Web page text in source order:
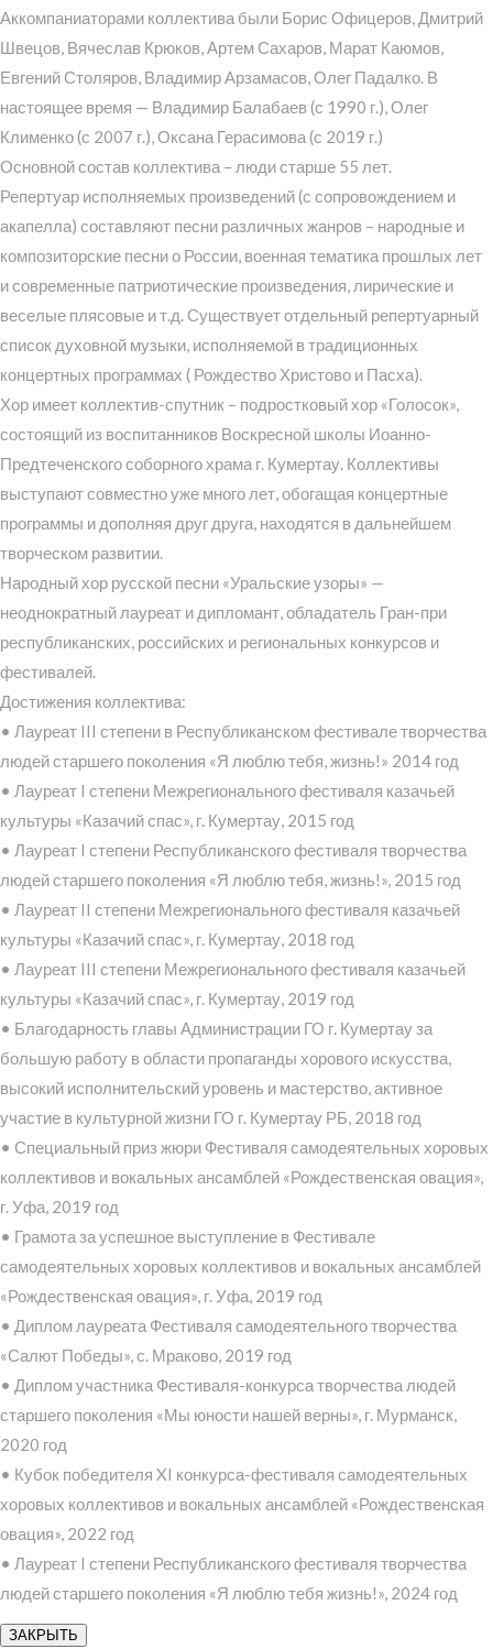
Аккомпаниаторами коллектива были Борис Офицеров, Дмитрий
Швецов, Вячеслав Крюков, Артем Сахаров, Марат Каюмов,
Евгений Столяров, Владимир Арзамасов, Олег Падалко. В
настоящее время — Владимир Балабаев (с 1990 г.), Олег
Клименко (с 2007 г.), Оксана Герасимова (с 2019 г.)
Основной состав коллектива – люди старше 55 лет.
Репертуар исполняемых произведений (с сопровождением и
акапелла) составляют песни различных жанров – народные и
композиторские песни о России, военная тематика прошлых лет
и современные патриотические произведения, лирические и
веселые плясовые и т.д. Существует отдельный репертуарный
список духовной музыки, исполняемой в традиционных
концертных программах ( Рождество Христово и Пасха).
Хор имеет коллектив-спутник – подростковый хор «Голосок»,
состоящий из воспитанников Воскресной школы Иоанно-
Предтеченского соборного храма г. Кумертау. Коллективы
выступают совместно уже много лет, обогащая концертные
программы и дополняя друг друга, находятся в дальнейшем
творческом развитии.
Народный хор русской песни «Уральские узоры» —
неоднократный лауреат и дипломант, обладатель Гран-при
республиканских, российских и региональных конкурсов и
фестивалей.
Достижения коллектива:
• Лауреат III степени в Республиканском фестивале творчества
людей старшего поколения «Я люблю тебя, жизнь!» 2014 год
• Лауреат I степени Межрегионального фестиваля казачьей
культуры «Казачий спас», г. Кумертау, 2015 год
• Лауреат I степени Республиканского фестиваля творчества
людей старшего поколения «Я люблю тебя, жизнь!», 2015 год
• Лауреат II степени Межрегионального фестиваля казачьей
культуры «Казачий спас», г. Кумертау, 2018 год
• Лауреат III степени Межрегионального фестиваля казачьей
культуры «Казачий спас», г. Кумертау, 2019 год
• Благодарность главы Администрации ГО г. Кумертау за
большую работу в области пропаганды хорового искусства,
высокий исполнительский уровень и мастерство, активное
участие в культурной жизни ГО г. Кумертау РБ, 2018 год
• Специальный приз жюри Фестиваля самодеятельных хоровых
коллективов и вокальных ансамблей «Рождественская овация»,
г. Уфа, 2019 год
• Грамота за успешное выступление в Фестивале
самодеятельных хоровых коллективов и вокальных ансамблей
«Рождественская овация», г. Уфа, 2019 год
• Диплом лауреата Фестиваля самодеятельного творчества
«Салют Победы», с. Мраково, 2019 год
• Диплом участника Фестиваля-конкурса творчества людей
старшего поколения «Мы юности нашей верны», г. Мурманск,
2020 год
• Кубок победителя XI конкурса-фестиваля самодеятельных
хоровых коллективов и вокальных ансамблей «Рождественская
овация», 2022 год
• Лауреат I степени Республиканского фестиваля творчества
людей старшего поколения «Я люблю тебя жизнь!», 2024 год
ЗАКРЫТЬ